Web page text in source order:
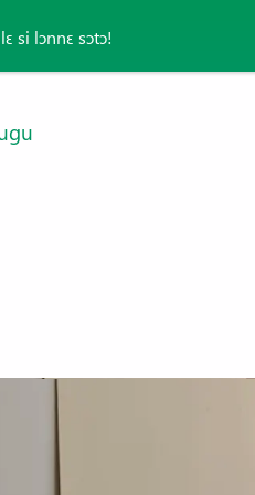
si lɔnnɛ sɔtɔ!